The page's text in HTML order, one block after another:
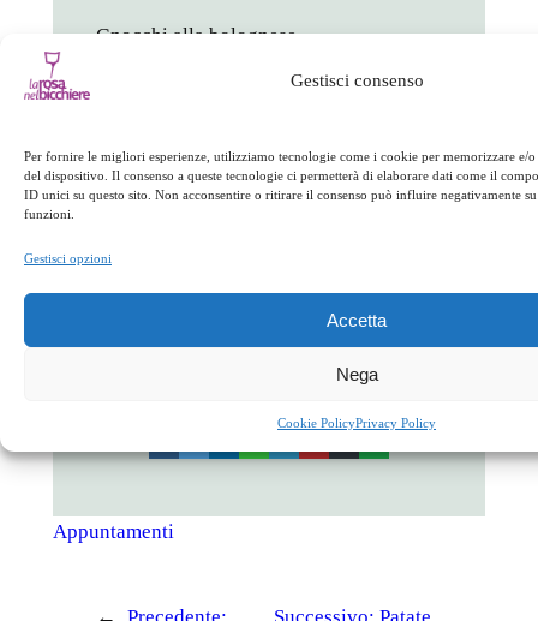
Gestisci consenso
Per fornire le migliori esperienze, utilizziamo tecnologie come i cookie per memorizzare e/
del dispositivo. Il consenso a queste tecnologie ci permetterà di elaborare dati come il
ID unici su questo sito. Non acconsentire o ritirare il consenso può influire negativamente
funzioni.
Gestisci opzioni
Accetta
Nega
Cookie PolicyPrivacy Policy
Gnocchi alla bolognese
Costo a bambino 25 euro
Si consiglia la prenotazione
inAppuntamenti
facebooktwitterlinkedinwhatsapptelegram
pinterest email link
Appuntamenti
←
Precedente:
Successivo:Patate